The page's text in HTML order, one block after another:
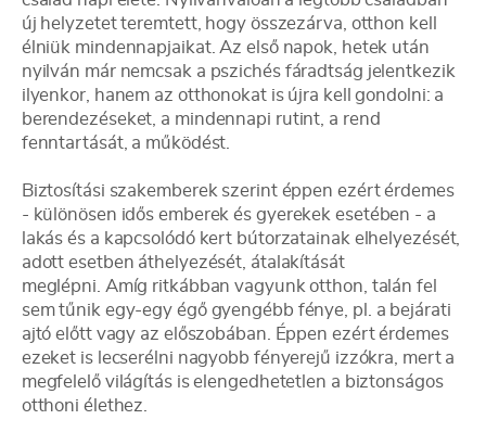
új helyzetet teremtett, hogy összezárva, otthon kell
élniük mindennapjaikat. Az első napok, hetek után
nyilván már nemcsak a pszichés fáradtság jelentkezik
ilyenkor, hanem az otthonokat is újra kell gondolni: a
berendezéseket, a mindennapi rutint, a rend
fenntartását, a működést.
Biztosítási szakemberek szerint éppen ezért érdemes
- különösen idős emberek és gyerekek esetében - a
lakás és a kapcsolódó kert bútorzatainak elhelyezését,
adott esetben áthelyezését, átalakítását
meglépni. Amíg ritkábban vagyunk otthon, talán fel
sem tűnik egy-egy égő gyengébb fénye, pl. a bejárati
ajtó előtt vagy az előszobában. Éppen ezért érdemes
ezeket is lecserélni nagyobb fényerejű izzókra, mert a
megfelelő világítás is elengedhetetlen a biztonságos
otthoni élethez.